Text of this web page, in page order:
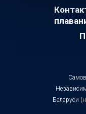
Беларуси